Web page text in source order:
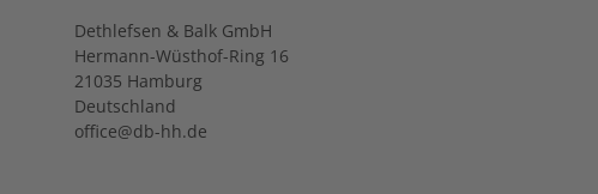
Dethlefsen & Balk GmbH
Hermann-Wüsthof-Ring 16
21035 Hamburg
Deutschland
office@db-hh.de